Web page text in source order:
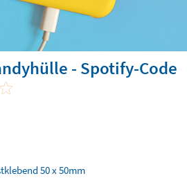
- Spotify-Code
50 x 50mm